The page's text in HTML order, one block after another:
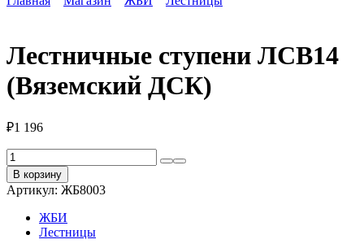
Лестничные ступени ЛСВ14
(Вяземский ДСК)
₽1 196
Количество
товара
Лестничные
ступени
ЛСВ14
(Вяземский
В корзину
Артикул: ЖБ8003
ЖБИ
Лестницы